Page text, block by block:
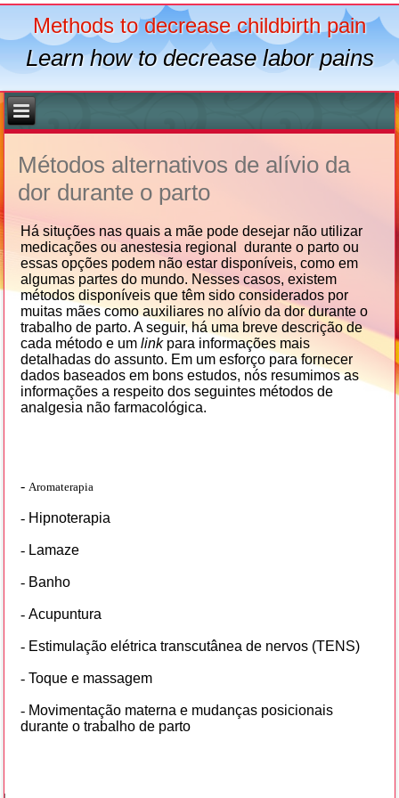
Methods to decrease childbirth pain
Learn how to decrease labor pains
Métodos alternativos de alívio da
dor durante o parto
Há situções nas quais a mãe pode desejar não utilizar
medicações ou anestesia regional durante o parto ou
essas opções podem não estar disponíveis, como em
algumas partes do mundo. Nesses casos, existem
métodos disponíveis que têm sido considerados por
muitas mães como auxiliares no alívio da dor durante o
trabalho de parto. A seguir, há uma breve descrição de
cada método e umlink para informações mais
detalhadas do assunto. Em um esforço para fornecer
dados baseados em bons estudos, nós resumimos as
informações a respeito dos seguintes métodos de
analgesia não farmacológica.
-Aromaterapia
- Hipnoterapia
- Lamaze
- Banho
-Acupuntura
- Estimulação elétrica transcutânea de nervos (TENS)
- Toque e massagem
- Movimentação materna e mudanças posicionais
durante o trabalho de parto